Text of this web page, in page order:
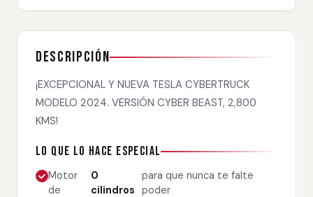
Descripción
¡EXCEPCIONAL Y NUEVA TESLA CYBERTRUCK
MODELO 2024. VERSIÓN CYBER BEAST, 2,800
KMS!
Lo que lo hace especial
Motor
de
0
cilindros
para que nunca te falte
poder